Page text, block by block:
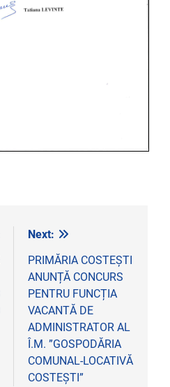
Next:
PRIMĂRIA COSTEȘTI
ANUNȚĂ CONCURS
PENTRU FUNCȚIA
VACANTĂ DE
ADMINISTRATOR AL
Î.M. ”GOSPODĂRIA
COMUNAL-LOCATIVĂ
COSTEȘTI”